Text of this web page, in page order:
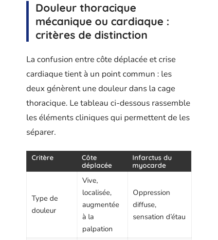
Douleur thoracique
mécanique ou cardiaque :
critères de distinction
La confusion entre côte déplacée et crise
cardiaque tient à un point commun : les
deux génèrent une douleur dans la cage
thoracique. Le tableau ci-dessous rassemble
les éléments cliniques qui permettent de les
séparer.
Critère
Côte
déplacée
Infarctus du
myocarde
Type de
douleur
Vive,
localisée,
augmentée
à la
palpation
Oppression
diffuse,
sensation d’étau